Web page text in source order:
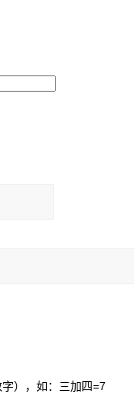
），如：三加四=7